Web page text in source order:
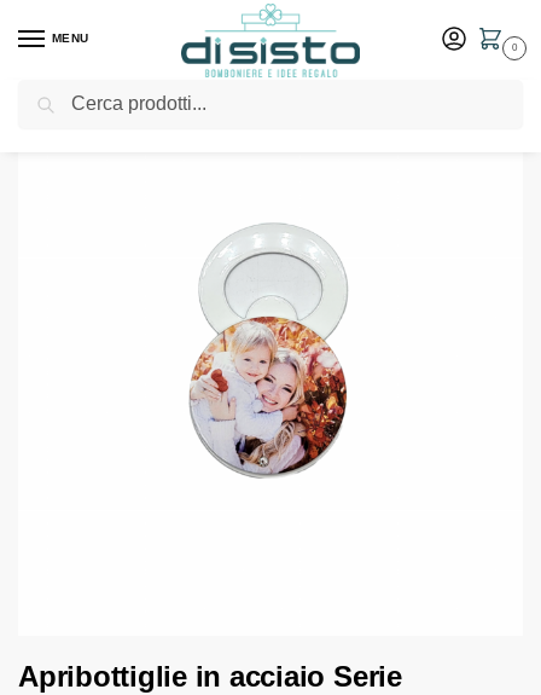
MENU
0
Home Shop Bomboniere
Apribottiglie in acciaio Serie